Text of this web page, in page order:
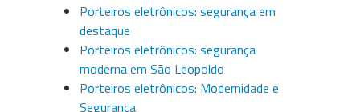
Porteiros eletrônicos: segurança em
destaque
Porteiros eletrônicos: segurança
moderna em São Leopoldo
Porteiros eletrônicos: Modernidade e
Segurança